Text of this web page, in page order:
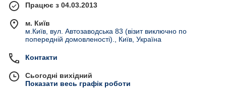
Працює з 04.03.2013
м. Київ
м.Київ, вул. Автозаводська 83 (візит виключно по
попередній домовленості)., Київ, Україна
Контакти
Сьогодні вихідний
Показати весь графік роботи